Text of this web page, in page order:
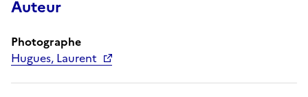
Auteur
Photographe
Hugues, Laurent